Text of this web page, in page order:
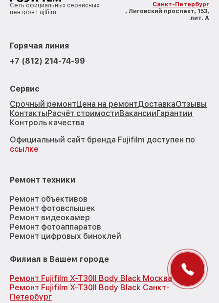
Сеть официальных сервисных
центров Fujifilm
Санкт-Петербург
, Лиговский проспект, 153,
лит. А
Горячая линия
+7 (812) 214-74-99
Сервис
Срочный ремонтЦена на ремонтДоставкаОтзывы
КонтактыРасчёт стоимостиВакансииГарантии
Контроль качества
Официальный сайт бренда Fujifilm доступен по
ссылке
Ремонт техники
Ремонт объективов
Ремонт фотовспышек
Ремонт видеокамер
Ремонт фотоаппаратов
Ремонт цифровых биноклей
Филиал в Вашем городе
Ремонт Fujifilm X-T30II Body Black Москва
Ремонт Fujifilm X-T30II Body Black Санкт-
Петербург